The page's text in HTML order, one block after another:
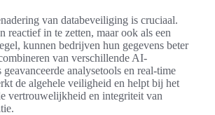
van databeveiliging is cruciaal.
reactief in te zetten, maar ook als een
kunnen bedrijven hun gegevens beter
van verschillende AI-
analysetools en real-time
de algehele veiligheid en helpt bij het
vertrouwelijkheid en integriteit van